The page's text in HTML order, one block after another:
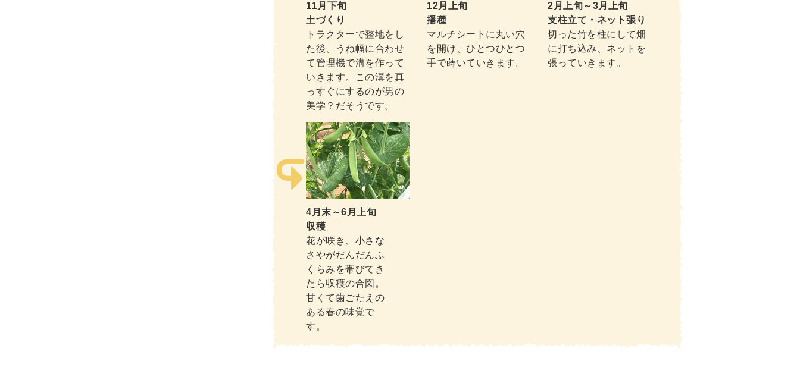
11月下旬
土づくり
トラクターで整地をし
た後、うね幅に合わせ
て管理機で溝を作って
いきます。この溝を真
っすぐにするのが男の
美学？だそうです。
12月上旬
播種
マルチシートに丸い穴
を開け、ひとつひとつ
手で蒔いていきます。
2月上旬～3月上旬
支柱立て・ネット張り
切った竹を柱にして畑
に打ち込み、ネットを
張っていきます。
4月末～6月上旬
収穫
花が咲き、小さな
さやがだんだんふ
くらみを帯びてき
たら収穫の合図。
甘くて歯ごたえの
ある春の味覚で
す。